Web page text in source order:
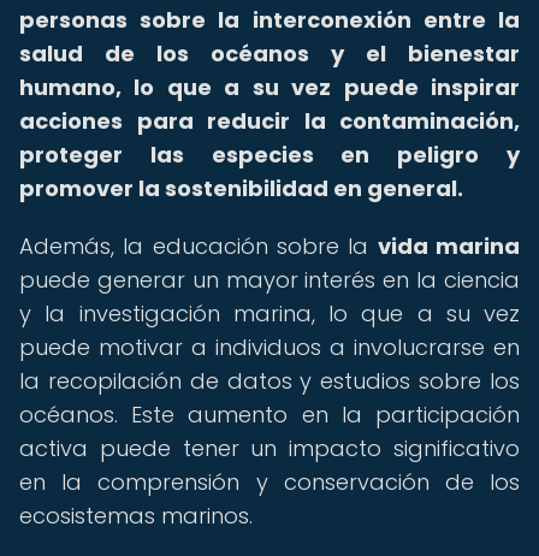
personas sobre la interconexión entre la
salud de los océanos y el bienestar
humano, lo que a su vez puede inspirar
acciones para reducir la contaminación,
proteger las especies en peligro y
promover la sostenibilidad en general.
Además, la educación sobre la vida marina
puede generar un mayor interés en la ciencia
y la investigación marina, lo que a su vez
puede motivar a individuos a involucrarse en
la recopilación de datos y estudios sobre los
océanos. Este aumento en la participación
activa puede tener un impacto significativo
en la comprensión y conservación de los
ecosistemas marinos.